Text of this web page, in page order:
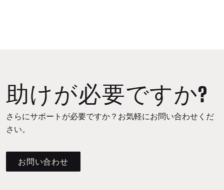
助けが必要ですか?
さらにサポートが必要ですか？お気軽にお問い合わせくだ
さい。
お問い合わせ